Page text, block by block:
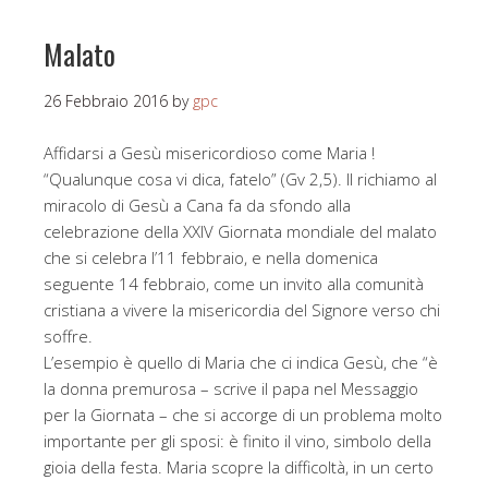
Malato
26 Febbraio 2016 by gpc
Affidarsi a Gesù misericordioso come Maria !
“Qualunque cosa vi dica, fatelo” (Gv 2,5). Il richiamo al
miracolo di Gesù a Cana fa da sfondo alla
celebrazione della XXIV Giornata mondiale del malato
che si celebra l’11 febbraio, e nella domenica
seguente 14 febbraio, come un invito alla comunità
cristiana a vivere la misericordia del Signore verso chi
soffre.
L’esempio è quello di Maria che ci indica Gesù, che “è
la donna premurosa – scrive il papa nel Messaggio
per la Giornata – che si accorge di un problema molto
importante per gli sposi: è finito il vino, simbolo della
gioia della festa. Maria scopre la difficoltà, in un certo